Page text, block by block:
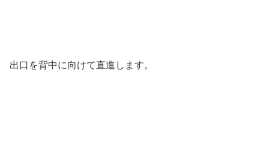
出口を背中に向けて直進します。